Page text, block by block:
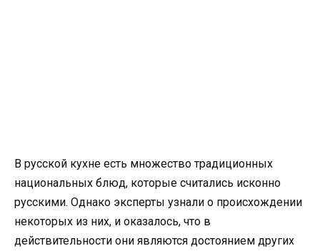
В русской кухне есть множество традиционных
национальных блюд, которые считались исконно
русскими. Однако эксперты узнали о происхождении
некоторых из них, и оказалось, что в
действительности они являются достоянием других